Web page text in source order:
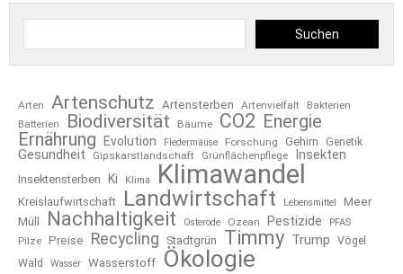
Suchen
Arten Artenschutz Artensterben Artenvielfalt
Bakterien
Batterien
Biodiversität Bäume CO2 Energie
Ernährung
Evolution Fledermäuse Forschung Gehirn Genetik
Gesundheit Gipskarstlandschaft Grünflächenpflege Insekten
Insektensterben Ki Klima Klimawandel
Kreislaufwirtschaft Landwirtschaft Lebensmittel
Meer
Müll
Nachhaltigkeit Osterode Ozean Pestizide PFAS
Pilze Preise Recycling Stadtgrün Timmy Trump
Vögel
Wald
Wasser Wasserstoff Ökologie